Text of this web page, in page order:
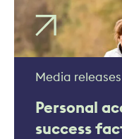
Media
Personal
success